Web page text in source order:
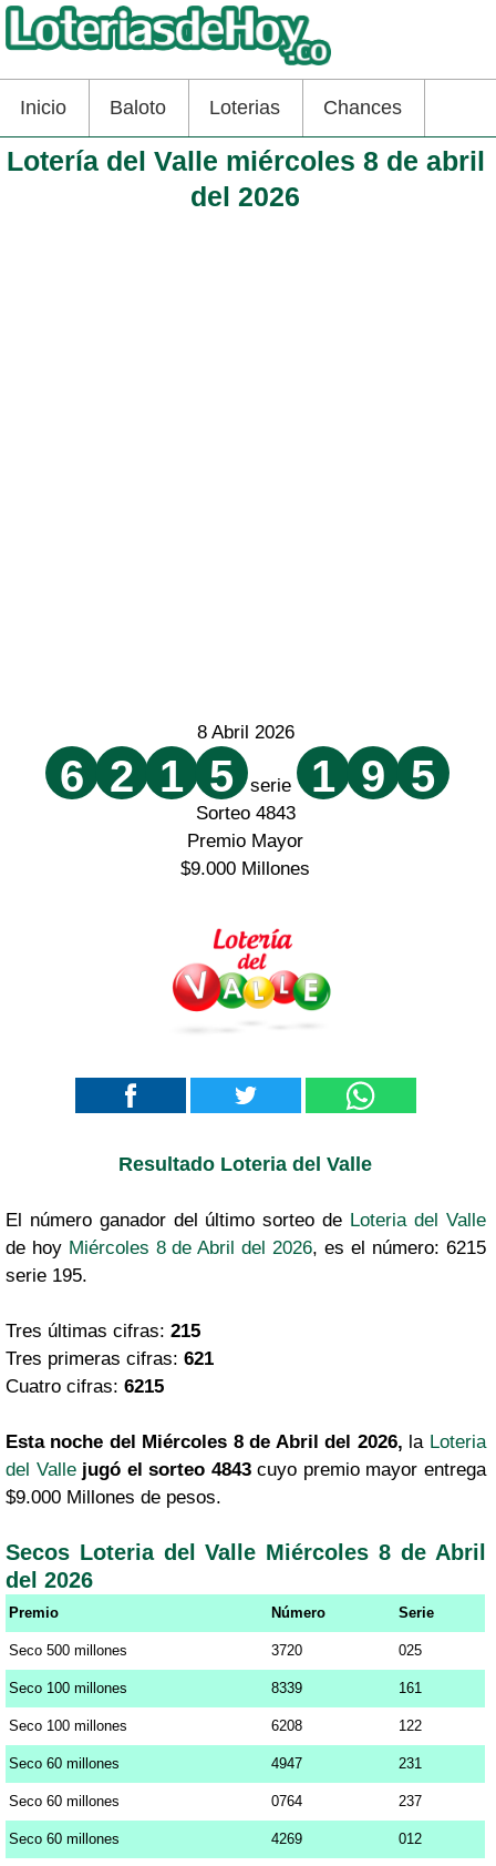
Inicio Baloto Loterias Chances
Lotería del Valle miércoles 8 de abril
del 2026
8 Abril 2026
6 2 1 5 serie 1 9 5
Sorteo 4843
Premio Mayor
$9.000 Millones
Resultado Loteria del Valle
El número ganador del último sorteo de Loteria del Valle
de hoy Miércoles 8 de Abril del 2026, es el número: 6215
serie 195.
Tres últimas cifras: 215
Tres primeras cifras: 621
Cuatro cifras: 6215
Esta noche del Miércoles 8 de Abril del 2026, la Loteria
del Valle jugó el sorteo 4843cuyo premio mayor entrega
$9.000 Millones de pesos.
Secos Loteria del Valle Miércoles 8 de Abril
del 2026
Premio Número Serie
Seco 500 millones 3720 025
Seco 100 millones 8339 161
Seco 100 millones 6208 122
Seco 60 millones 4947 231
Seco 60 millones 0764 237
Seco 60 millones 4269 012